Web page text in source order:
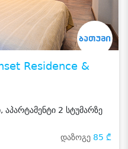
Residence &
2 სტუმარზე
დაზოგე 85 ₾